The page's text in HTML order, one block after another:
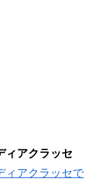
ィアクラッセ
ィアクラッセで